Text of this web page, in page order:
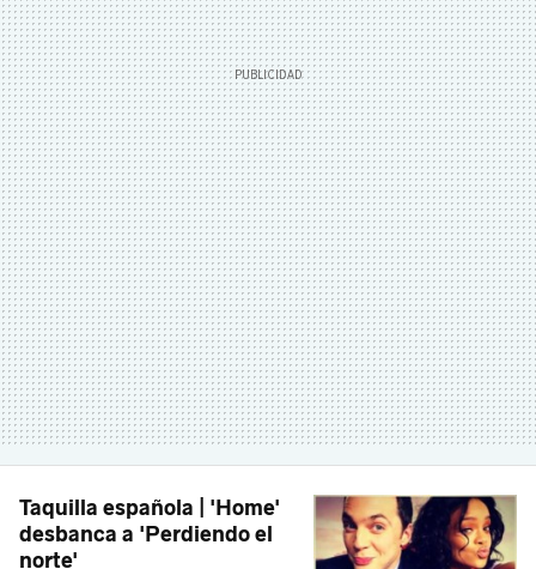
Taquilla española | 'Home'
desbanca a 'Perdiendo el
norte'